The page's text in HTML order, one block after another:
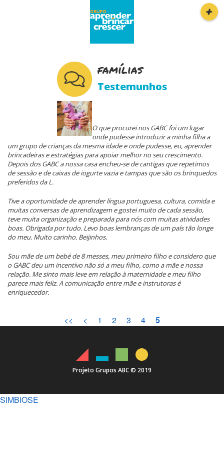
Início
Famílias
Entidades
Notícias
Contactos
+
famílias
Testemunhos
O que procurei nos GABC foi um lugar
onde pudesse introduzir a minha filha a
um grupo de crianças da mesma idade e onde pudesse, eu, aprender
brincadeiras e estratégias para apoiar melhor no seu crescimento.
Depois dos GABC a nossa casa encheu-se de cantigas que repetimos
de sessão e de caixas de iogurte vazia e tampas que são os brinquedos
preferidos da L.
Tive a oportunidade de aprender língua portuguesa, cultura, comida e
muitas conversas de aprendizagem e gostei muito de cada sessão,
teve muita organização e preparada para nós com muitas atividades
boas. Obrigada por tudo. Levo boas lembranças de um país tão longe
do meu. Muito carinho. Beijinhos.
Sou mãe de um bebé de 8 messes, meu primeiro filho e considero que
o GABC deu um incentivo não só a meu filho, como a mãe e nossa
relação. Me sinto mais leve em relação à maternidade e meu filho
parece mais feliz. A comunicação entre mãe e instrutoras é
enriquecedor.
First
<<
Previous
< Page
1 Page
2 Page
3 Page
4
Current
5
Projeto Grupos ABC © 2019
SIMBIOSE